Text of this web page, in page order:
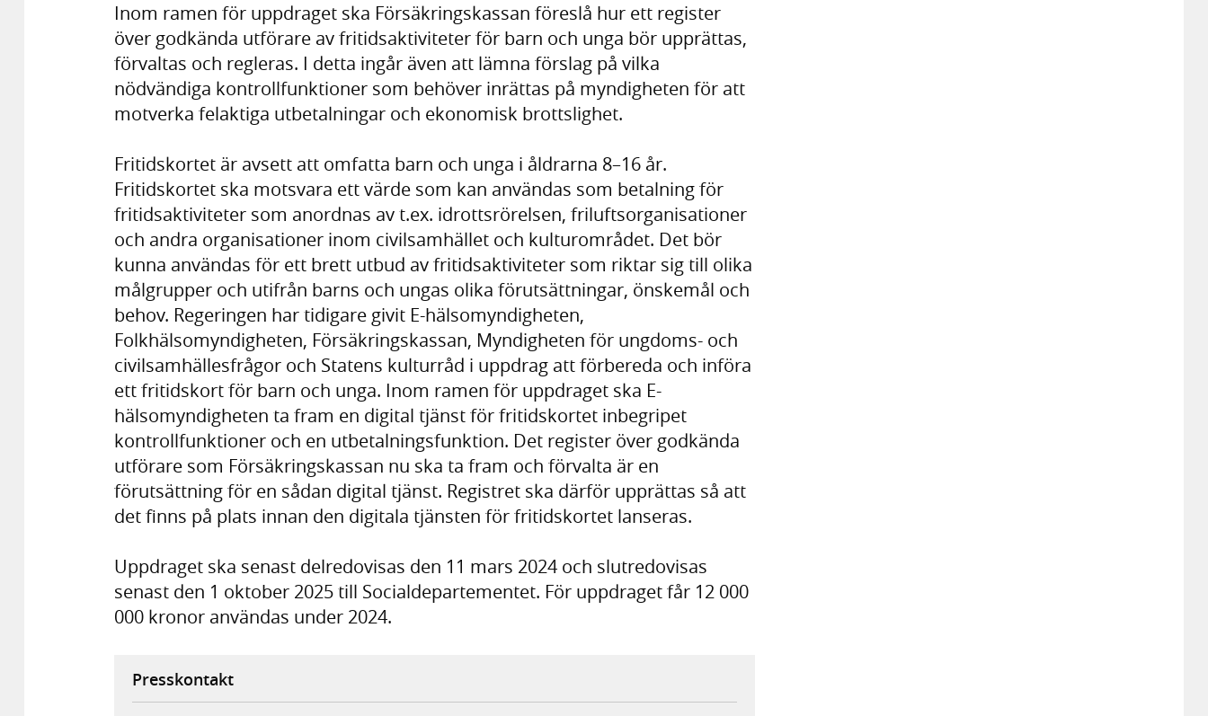
Inom ramen för uppdraget ska Försäkringskassan föreslå hur ett register
över godkända utförare av fritidsaktiviteter för barn och unga bör upprättas,
förvaltas och regleras. I detta ingår även att lämna förslag på vilka
nödvändiga kontrollfunktioner som behöver inrättas på myndigheten för att
motverka felaktiga utbetalningar och ekonomisk brottslighet.
Fritidskortet är avsett att omfatta barn och unga i åldrarna 8–16 år.
Fritidskortet ska motsvara ett värde som kan användas som betalning för
fritidsaktiviteter som anordnas av t.ex. idrottsrörelsen, friluftsorganisationer
och andra organisationer inom civilsamhället och kulturområdet. Det bör
kunna användas för ett brett utbud av fritidsaktiviteter som riktar sig till olika
målgrupper och utifrån barns och ungas olika förutsättningar, önskemål och
behov. Regeringen har tidigare givit E-hälsomyndigheten,
Folkhälsomyndigheten, Försäkringskassan, Myndigheten för ungdoms- och
civilsamhällesfrågor och Statens kulturråd i uppdrag att förbereda och införa
ett fritidskort för barn och unga. Inom ramen för uppdraget ska E-
hälsomyndigheten ta fram en digital tjänst för fritidskortet inbegripet
kontrollfunktioner och en utbetalningsfunktion. Det register över godkända
utförare som Försäkringskassan nu ska ta fram och förvalta är en
förutsättning för en sådan digital tjänst. Registret ska därför upprättas så att
det finns på plats innan den digitala tjänsten för fritidskortet lanseras.
Uppdraget ska senast delredovisas den 11 mars 2024 och slutredovisas
senast den 1 oktober 2025 till Socialdepartementet. För uppdraget får 12 000
000 kronor användas under 2024.
Presskontakt